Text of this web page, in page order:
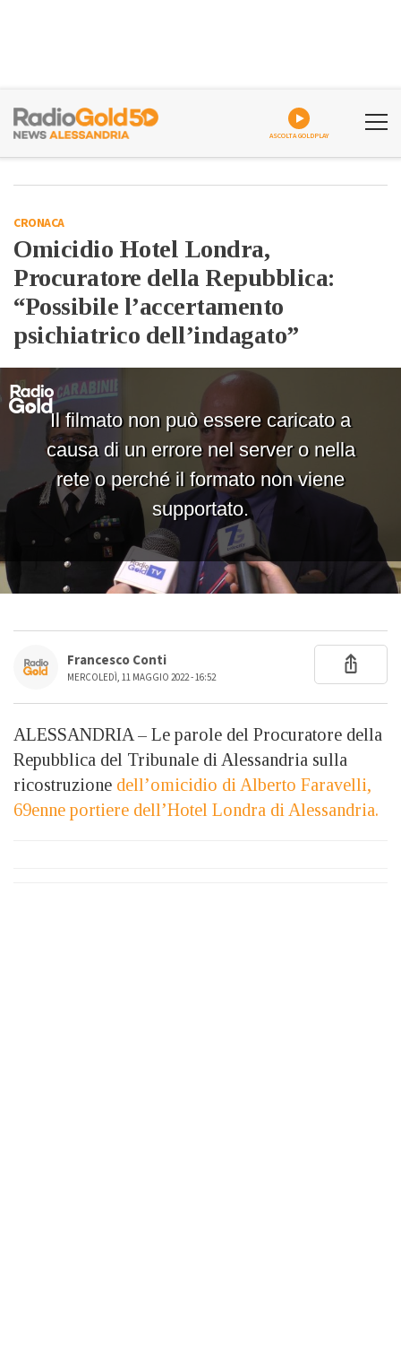
ASCOLTA GOLDPLAY
CRONACA
Omicidio Hotel Londra,
Procuratore della Repubblica:
“Possibile l’accertamento
psichiatrico dell’indagato”
Francesco Conti
MERCOLEDÌ, 11 MAGGIO 2022 - 16:52
ALESSANDRIA – Le parole del Procuratore della
Repubblica del Tribunale di Alessandria sulla
ricostruzione dell’omicidio di Alberto Faravelli,
69enne portiere dell’Hotel Londra di Alessandria.